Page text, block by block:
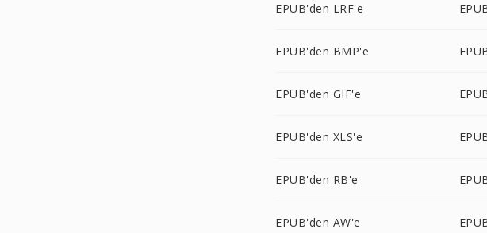
EPUB'den LRF'e
EPUB'den BMP'e
EPUB'den GIF'e
EPUB'den XLS'e
EPUB'den RB'e
EPUB'den AW'e